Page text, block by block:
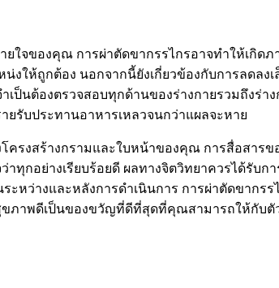
จของคุณ การผ่าตัดขากรรไกรอาจทำให้เกิดภ
งให้ถูกต้อง นอกจากนี้ยังเกี่ยวข้องกับการลดลง
นต้องตรวจสอบทุกด้านของร่างกายรวมถึงร่า
รับประทานอาหารเหลวจนกว่าแผลจะหาย
งสร้างกรามและใบหน้าของคุณ การสื่อสารข
ทุกอย่างเรียบร้อยดี ผลทางจิตวิทยาควรได้รับ
หว่างและหลังการดำเนินการ การผ่าตัดขากร
ภาพดีเป็นของขวัญที่ดีที่สุดที่คุณสามารถให้กับตัว